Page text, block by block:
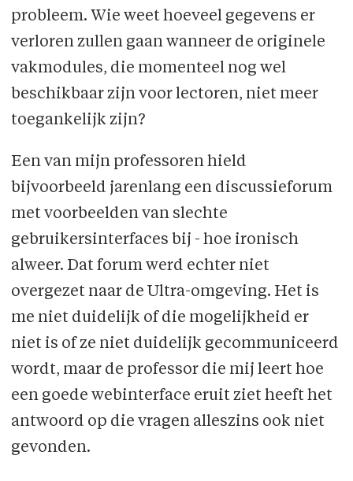
probleem. Wie weet hoeveel gegevens er
verloren zullen gaan wanneer de originele
vakmodules, die momenteel nog wel
beschikbaar zijn voor lectoren, niet meer
toegankelijk zijn?
Een van mijn professoren hield
bijvoorbeeld jarenlang een discussieforum
met voorbeel­den van slechte
gebruikersinterfaces bij - hoe ironisch
alweer. Dat forum werd echter niet
overgezet naar de Ultra-omgeving. Het is
me niet duidelijk of die mogelijkheid er
niet is of ze niet duidelijk gecommuniceerd
wordt, maar de professor die mij leert hoe
een goede webinterface eruit ziet heeft het
antwoord op die vragen alleszins ook niet
gevonden.